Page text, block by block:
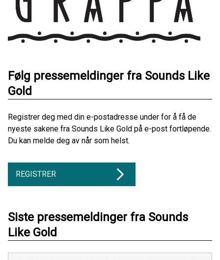
Følg pressemeldinger fra Sounds Like
Gold
Registrer deg med din e-postadresse under for å få de
nyeste sakene fra Sounds Like Gold på e-post fortløpende.
Du kan melde deg av når som helst.
REGISTRER
Siste pressemeldinger fra Sounds
Like Gold